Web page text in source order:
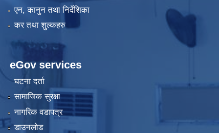
एन, कानुन तथा निर्देशिका
कर तथा शुल्कहरु
eGov services
घटना दर्ता
सामाजिक सुरक्षा
नागरिक वडापत्र
डाउनलोड